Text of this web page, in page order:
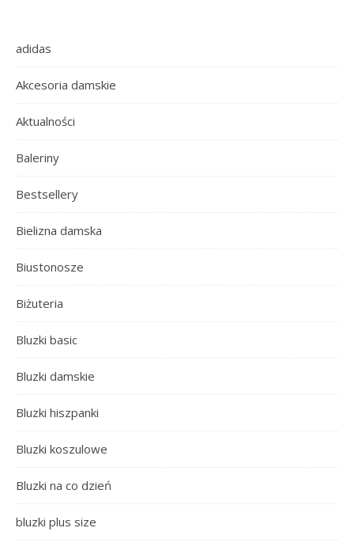
adidas
Akcesoria damskie
Aktualności
Baleriny
Bestsellery
Bielizna damska
Biustonosze
Biżuteria
Bluzki basic
Bluzki damskie
Bluzki hiszpanki
Bluzki koszulowe
Bluzki na co dzień
bluzki plus size